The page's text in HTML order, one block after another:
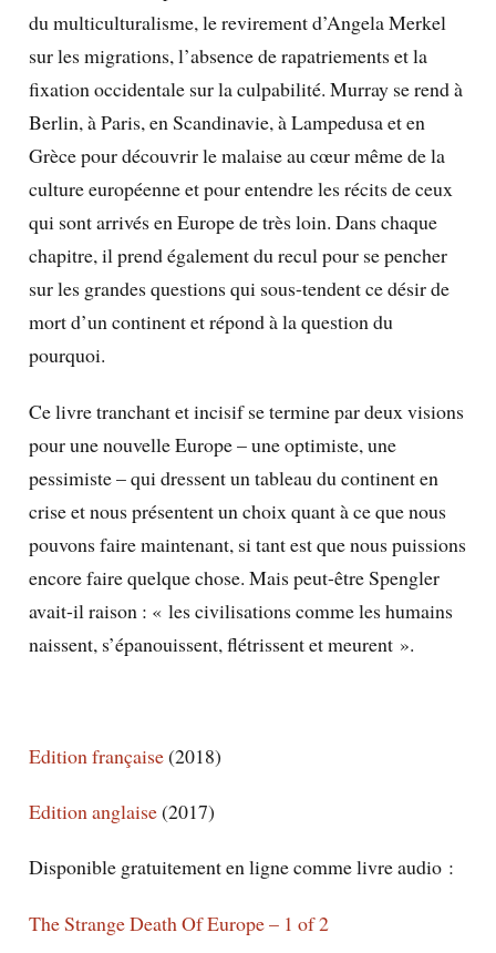
du multiculturalisme, le revirement d’Angela Merkel
sur les migrations, l’absence de rapatriements et la
fixation occidentale sur la culpabilité. Murray se rend à
Berlin, à Paris, en Scandinavie, à Lampedusa et en
Grèce pour découvrir le malaise au cœur même de la
culture européenne et pour entendre les récits de ceux
qui sont arrivés en Europe de très loin. Dans chaque
chapitre, il prend également du recul pour se pencher
sur les grandes questions qui sous-tendent ce désir de
mort d’un continent et répond à la question du
pourquoi.
Ce livre tranchant et incisif se termine par deux visions
pour une nouvelle Europe – une optimiste, une
pessimiste – qui dressent un tableau du continent en
crise et nous présentent un choix quant à ce que nous
pouvons faire maintenant, si tant est que nous puissions
encore faire quelque chose. Mais peut-être Spengler
avait-il raison : « les civilisations comme les humains
naissent, s’épanouissent, flétrissent et meurent ».
Edition française(2018)
Edition anglaise(2017)
Disponible gratuitement en ligne comme livre audio :
The Strange Death Of Europe – 1 of 2